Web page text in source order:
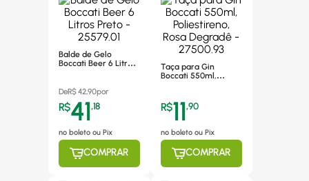
Balde de Gelo
Boccati Beer 6 Litros
DeR$42,90por
R$41,18
no boleto ou Pix
COMPRAR
Taça para Gin
Boccati 550ml,
R$11,90
no boleto ou Pix
COMPRAR